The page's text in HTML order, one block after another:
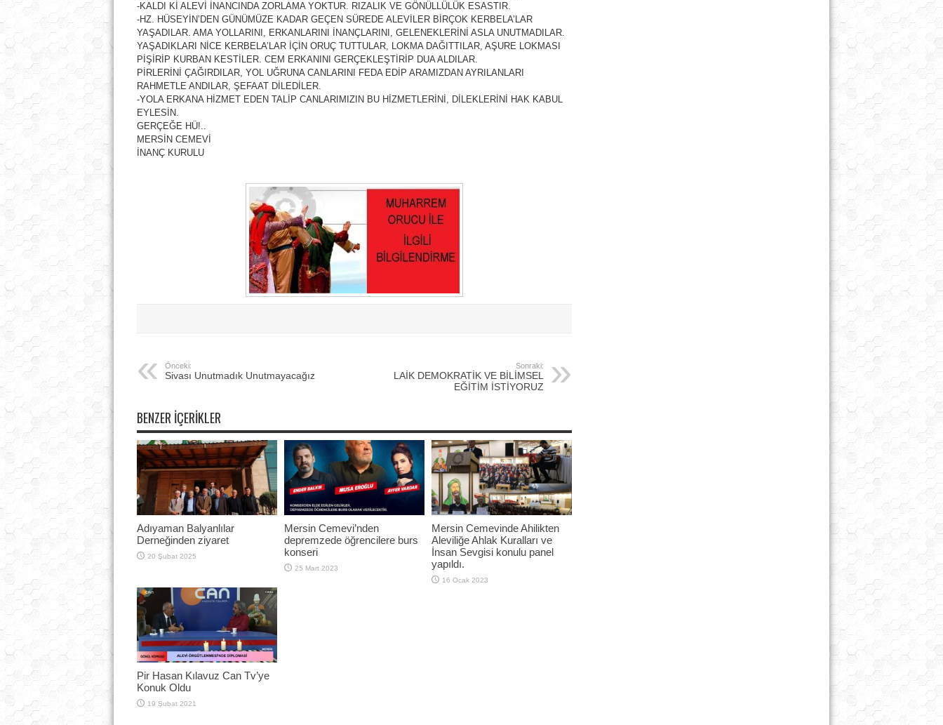
-KALDI Kİ ALEVİ İNANCINDA ZORLAMA YOKTUR. RIZALIK VE GÖNÜLLÜLÜK ESASTIR.
-HZ. HÜSEYİN’DEN GÜNÜMÜZE KADAR GEÇEN SÜREDE ALEVİLER BİRÇOK KERBELA’LAR
YAŞADILAR. AMA YOLLARINI, ERKANLARINI İNANÇLARINI, GELENEKLERİNİ ASLA UNUTMADILAR.
YAŞADIKLARI NİCE KERBELA’LAR İÇİN ORUÇ TUTTULAR, LOKMA DAĞITTILAR, AŞURE LOKMASI
PİŞİRİP KURBAN KESTİLER. CEM ERKANINI GERÇEKLEŞTİRİP DUA ALDILAR.
PİRLERİNİ ÇAĞIRDILAR, YOL UĞRUNA CANLARINI FEDA EDİP ARAMIZDAN AYRILANLARI
RAHMETLE ANDILAR, ŞEFAAT DİLEDİLER.
-YOLA ERKANA HİZMET EDEN TALİP CANLARIMIZIN BU HİZMETLERİNİ, DİLEKLERİNİ HAK KABUL
EYLESİN.
GERÇEĞE HÜ!..
MERSİN CEMEVİ
İNANÇ KURULU
Önceki:
Sivası Unutmadık Unutmayacağız
Sonraki:
LAİK DEMOKRATİK VE BİLİMSEL
EĞİTİM İSTİYORUZ
BENZER İÇERIKLER
Adıyaman Balyanlılar
Derneğinden ziyaret
20 Şubat 2025
Mersin Cemevi’nden
depremzede öğrencilere burs
konseri
25 Mart 2023
Mersin Cemevinde Ahilikten
Aleviliğe Ahlak Kuralları ve
İnsan Sevgisi konulu panel
yapıldı.
16 Ocak 2023
Pir Hasan Kılavuz Can Tv’ye
Konuk Oldu
19 Şubat 2021